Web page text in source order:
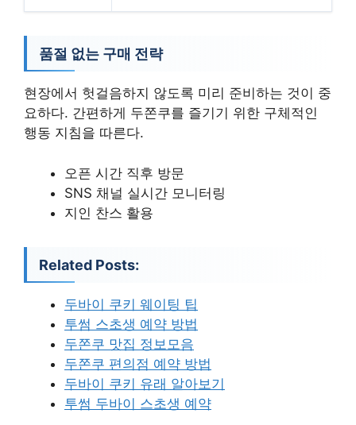
품절 없는 구매 전략
현장에서 헛걸음하지 않도록 미리 준비하는 것이 중
요하다. 간편하게 두쫀쿠를 즐기기 위한 구체적인
행동 지침을 따른다.
오픈 시간 직후 방문
SNS 채널 실시간 모니터링
지인 찬스 활용
Related Posts:
두바이 쿠키 웨이팅 팁
투썸 스초생 예약 방법
두쫀쿠 맛집 정보모음
두쫀쿠 편의점 예약 방법
두바이 쿠키 유래 알아보기
투썸 두바이 스초생 예약